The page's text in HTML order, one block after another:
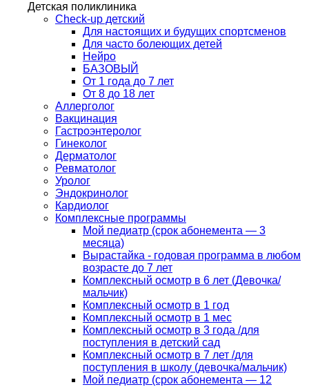
Детская поликлиника
Check-up детский
Для настоящих и будущих спортсменов
Для часто болеющих детей
Нейро
БАЗОВЫЙ
От 1 года до 7 лет
От 8 до 18 лет
Аллерголог
Вакцинация
Гастроэнтеролог
Гинеколог
Дерматолог
Ревматолог
Уролог
Эндокринолог
Кардиолог
Комплексные программы
Мой педиатр (срок абонемента — 3
месяца)
Вырастайка - годовая программа в любом
возрасте до 7 лет
Комплексный осмотр в 6 лет (Девочка/
мальчик)
Комплексный осмотр в 1 год
Комплексный осмотр в 1 мес
Комплексный осмотр в 3 года /для
поступления в детский сад
Комплексный осмотр в 7 лет /для
поступления в школу (девочка/мальчик)
Мой педиатр (срок абонемента — 12